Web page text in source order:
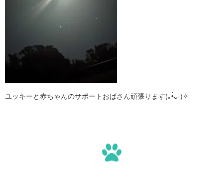
ユッキーと赤ちゃんのサポートおばさん頑張ります(｡•̀ᴗ-)✧